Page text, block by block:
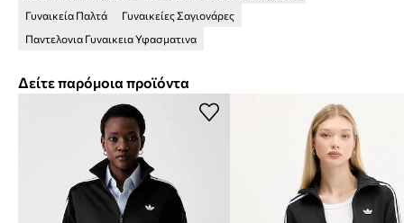
Γυναικεία Παλτά
Γυναικείες Σαγιονάρες
Παντελονια Γυναικεια Υφασματινα
Δείτε παρόμοια προϊόντα